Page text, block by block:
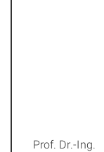
Prof. Dr.-Ing.